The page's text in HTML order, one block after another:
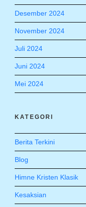
Desember 2024
November 2024
Juli 2024
Juni 2024
Mei 2024
KATEGORI
Berita Terkini
Blog
Himne Kristen Klasik
Kesaksian